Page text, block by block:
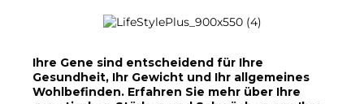
Ihre Gene sind entscheidend für Ihre
Gesundheit, Ihr Gewicht und Ihr allgemeines
Wohlbefinden. Erfahren Sie mehr über Ihre